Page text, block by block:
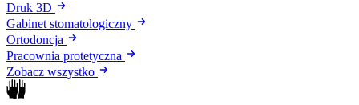
Druk 3D
Gabinet stomatologiczny
Ortodoncja
Pracownia protetyczna
Zobacz wszystko